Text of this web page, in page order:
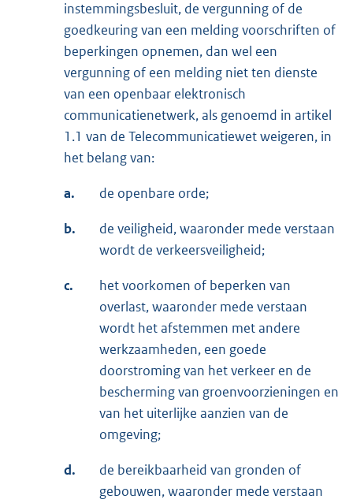
instemmingsbesluit, de vergunning of de
goedkeuring van een melding voorschriften of
beperkingen opnemen, dan wel een
vergunning of een melding niet ten dienste
van een openbaar elektronisch
communicatienetwerk, als genoemd in artikel
1.1 van de Telecommunicatiewet weigeren, in
het belang van:
a. de openbare orde;
b.
de veiligheid, waaronder mede verstaan
wordt de verkeersveiligheid;
c.
het voorkomen of beperken van
overlast, waaronder mede verstaan
wordt het afstemmen met andere
werkzaamheden, een goede
doorstroming van het verkeer en de
bescherming van groenvoorzieningen en
van het uiterlijke aanzien van de
omgeving;
d.
de bereikbaarheid van gronden of
gebouwen, waaronder mede verstaan